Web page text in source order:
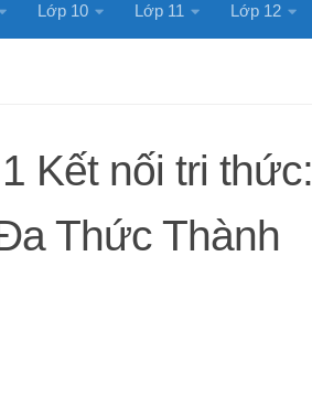
Lớp 10 Lớp 11 Lớp 12
Kết nối tri thức:
Thức Thành